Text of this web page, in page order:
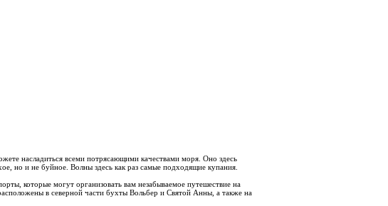
насладиться всеми потрясающими качествами моря. Оно здесь
но и не буйное. Волны здесь как раз самые подходящие купания.
которые могут организовать вам незабываемое путешествие на
в северной части бухты Вольбер и Святой Анны, а также на